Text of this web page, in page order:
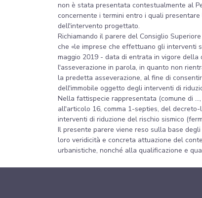
non è stata presentata contestualmente al
concernente i termini entro i quali
dell'intervento progettato.
Richiamando il parere del Consiglio
che «le imprese che effettuano gli interventi
maggio 2019 - data di entrata in vigore
l'asseverazione in parola, in quanto non
la predetta asseverazione, al fine di
dell'immobile oggetto degli interventi di
Nella fattispecie rappresentata (comune di
all'articolo 16, comma 1-septies, del
interventi di riduzione del rischio sismico
Il presente parere viene reso sulla base
loro veridicità e concreta attuazione del
urbanistiche, nonché alla qualificazione e